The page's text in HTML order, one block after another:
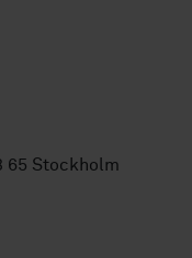
65 Stockholm